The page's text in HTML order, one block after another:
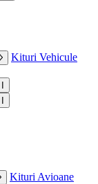
Kituri Vehicule
Kituri Avioane